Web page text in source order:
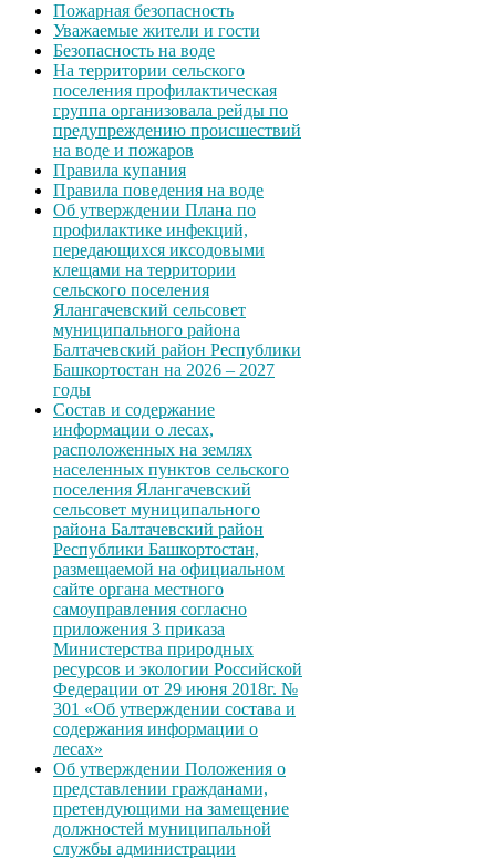
Пожарная безопасность
Уважаемые жители и гости
Безопасность на воде
На территории сельского
поселения профилактическая
группа организовала рейды по
предупреждению происшествий
на воде и пожаров
Правила купания
Правила поведения на воде
Об утверждении Плана по
профилактике инфекций,
передающихся иксодовыми
клещами на территории
сельского поселения
Ялангачевский сельсовет
муниципального района
Балтачевский район Республики
Башкортостан на 2026 – 2027
годы
Состав и содержание
информации о лесах,
расположенных на землях
населенных пунктов сельского
поселения Ялангачевский
сельсовет муниципального
района Балтачевский район
Республики Башкортостан,
размещаемой на официальном
сайте органа местного
самоуправления согласно
приложения 3 приказа
Министерства природных
ресурсов и экологии Российской
Федерации от 29 июня 2018г. №
301 «Об утверждении состава и
содержания информации о
лесах»
Об утверждении Положения о
представлении гражданами,
претендующими на замещение
должностей муниципальной
службы администрации